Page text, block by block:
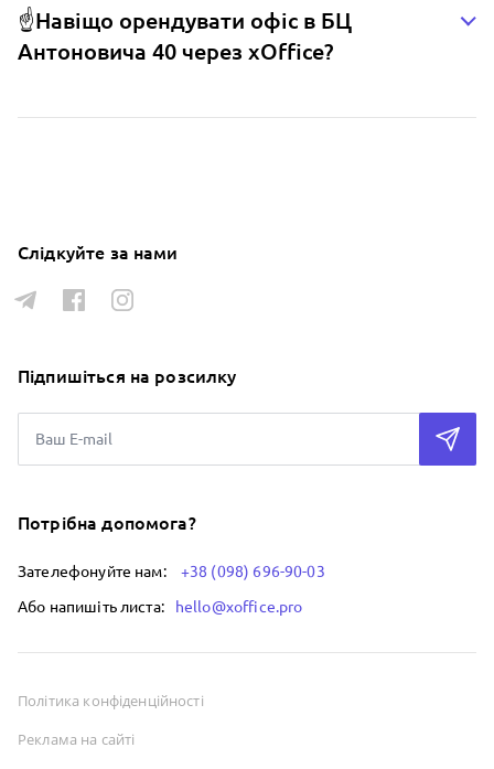
☝️Навіщо орендувати офіс в БЦ
Антоновича 40 через xOffice?
Слідкуйте за нами
Підпишіться на розсилку
Потрібна допомога?
Зателефонуйте нам:
+38 (098) 696-90-03
Або напишіть листа:
hello@xoffice.pro
Політика конфіденційності
Реклама на сайті